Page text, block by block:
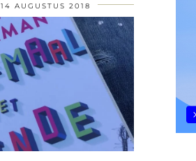
14 AUGUSTUS 2018